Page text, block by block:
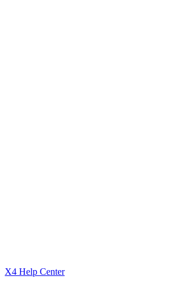
X4 Help Center